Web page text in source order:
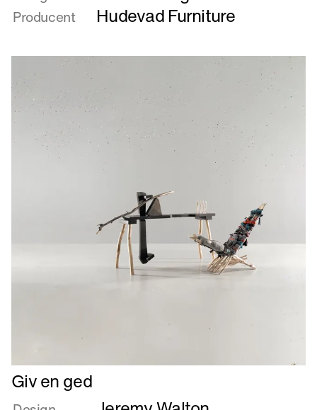
FOLKFORM
Producent Hudevad Furniture
Læs
mere
Giv en ged